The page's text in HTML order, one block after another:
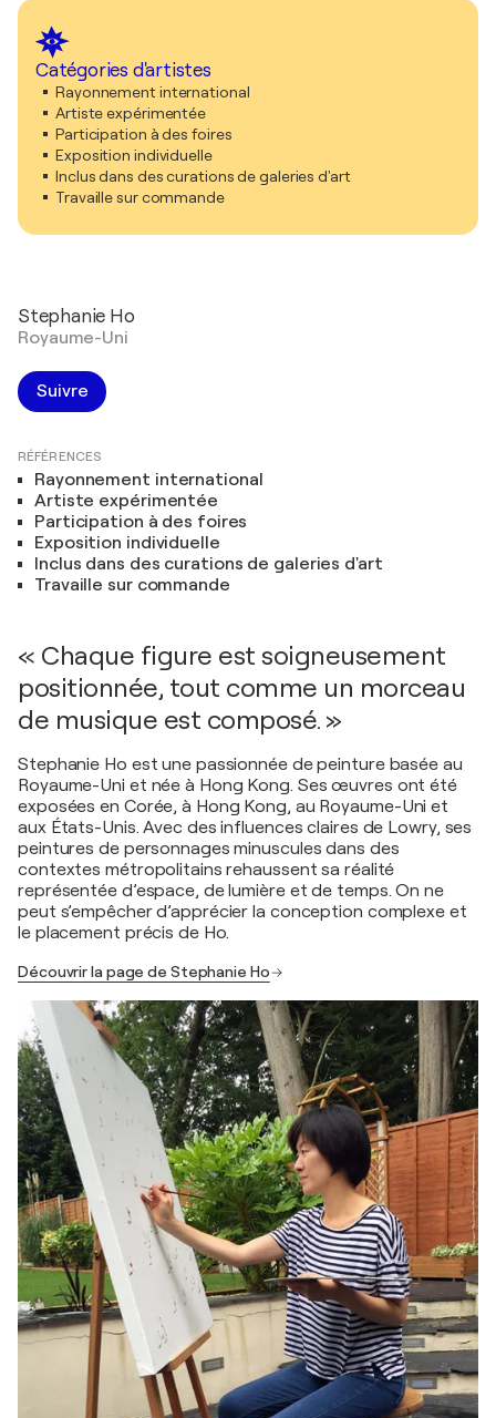
Catégories d'artistes
Rayonnement international
Artiste expérimentée
Participation à des foires
Exposition individuelle
Inclus dans des curations de galeries d'art
Travaille sur commande
Stephanie Ho
Royaume-Uni
Suivre
RÉFÉRENCES
Rayonnement international
Artiste expérimentée
Participation à des foires
Exposition individuelle
Inclus dans des curations de galeries d'art
Travaille sur commande
« Chaque figure est soigneusement
positionnée, tout comme un morceau
de musique est composé. »
Stephanie Ho est une passionnée de peinture basée au
Royaume-Uni et née à Hong Kong. Ses œuvres ont été
exposées en Corée, à Hong Kong, au Royaume-Uni et
aux États-Unis. Avec des influences claires de Lowry, ses
peintures de personnages minuscules dans des
contextes métropolitains rehaussent sa réalité
représentée d’espace, de lumière et de temps. On ne
peut s’empêcher d’apprécier la conception complexe et
le placement précis de Ho.
Découvrir la page de Stephanie Ho